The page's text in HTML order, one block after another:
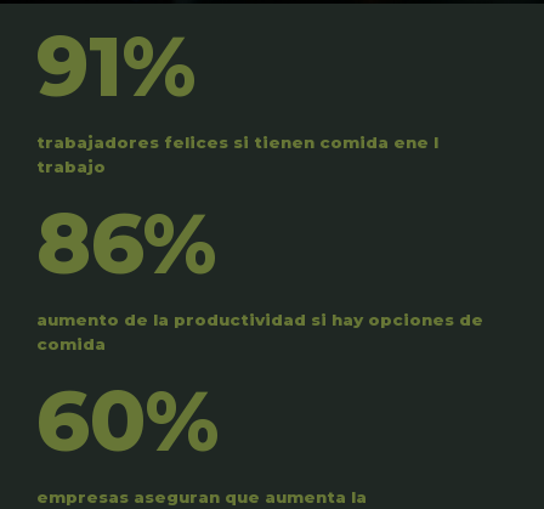
91%
trabajadores felices si tienen comida ene l
trabajo
86%
aumento de la productividad si hay opciones de
comida
60%
empresas aseguran que aumenta la